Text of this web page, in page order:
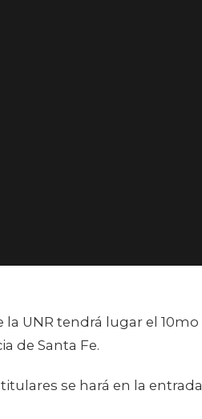
UNR tendrá lugar el 10mo
de Santa Fe.
se hará en la entrada